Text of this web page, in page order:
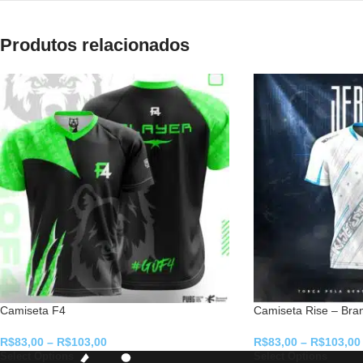
Produtos relacionados
Camiseta F4
R$83,00 – R$103,00
Camiseta Rise –
R$83,00 – R$103,00